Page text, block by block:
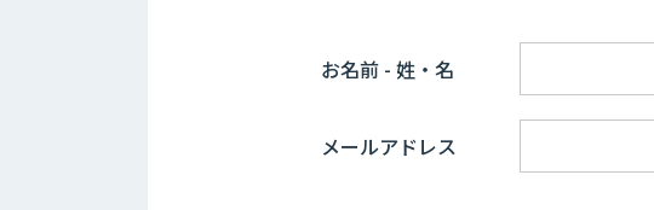
お名前 - 姓・名
メールアドレス